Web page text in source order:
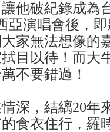
他破紀錄成為
亞演唱會後，
家無法想像的
目以待！而大
不要錯過！
深，結縭20年
食衣住行，羅